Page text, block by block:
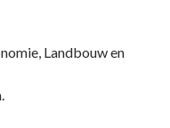
Landbouw en